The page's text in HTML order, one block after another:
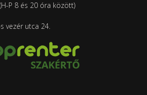
P 8 és 20 óra között)
vezér utca 24.